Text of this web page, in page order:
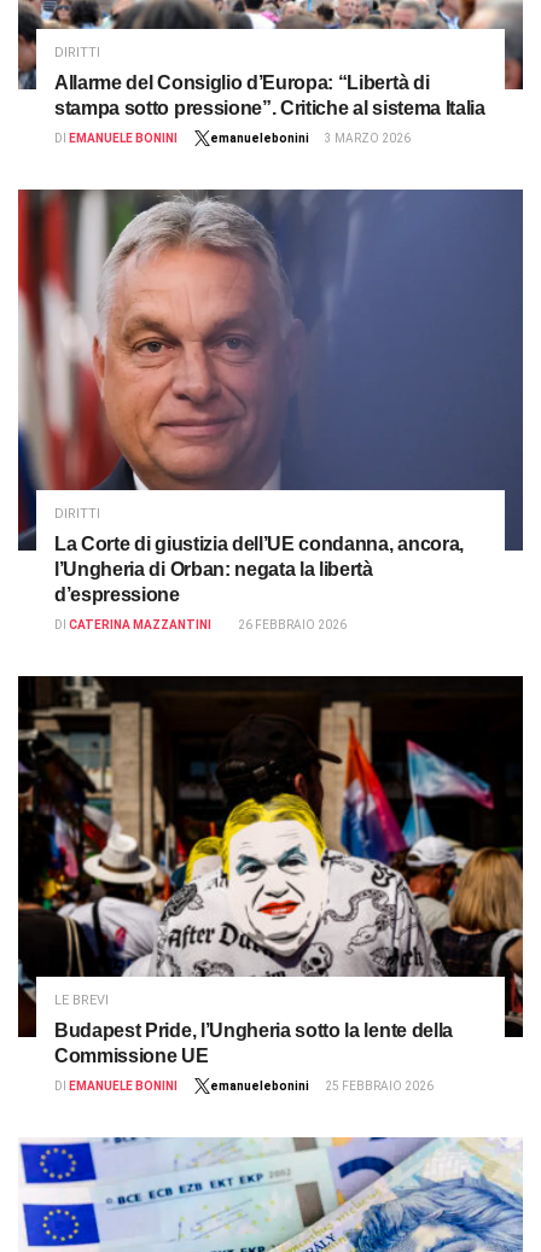
DIRITTI
Allarme del Consiglio d’Europa: “Libertà di
stampa sotto pressione”. Critiche al sistema Italia
DI EMANUELE BONINI emanuelebonini 3 MARZO 2026
DIRITTI
La Corte di giustizia dell’UE condanna, ancora,
l’Ungheria di Orban: negata la libertà
d’espressione
DI CATERINA MAZZANTINI 26 FEBBRAIO 2026
LE BREVI
Budapest Pride, l’Ungheria sotto la lente della
Commissione UE
DI EMANUELE BONINI emanuelebonini 25 FEBBRAIO 2026